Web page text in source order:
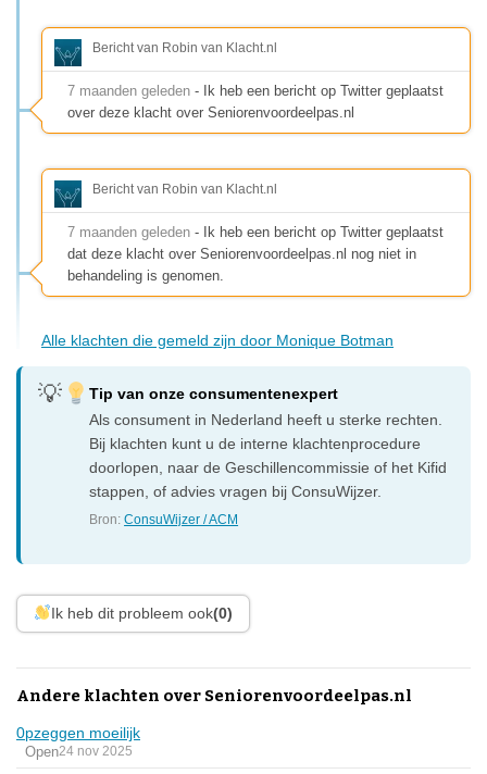
Bericht van Robin van Klacht.nl
7 maanden geleden - Ik heb een bericht op Twitter geplaatst
over deze klacht over Seniorenvoordeelpas.nl
Bericht van Robin van Klacht.nl
7 maanden geleden - Ik heb een bericht op Twitter geplaatst
dat deze klacht over Seniorenvoordeelpas.nl nog niet in
behandeling is genomen.
Alle klachten die gemeld zijn door Monique Botman
Tip van onze consumentenexpert
Als consument in Nederland heeft u sterke rechten.
Bij klachten kunt u de interne klachtenprocedure
doorlopen, naar de Geschillencommissie of het Kifid
stappen, of advies vragen bij ConsuWijzer.
Bron:ConsuWijzer / ACM
Ik heb dit probleem ook(0)
Andere klachten over Seniorenvoordeelpas.nl
0pzeggen moeilijk
Open24 nov 2025